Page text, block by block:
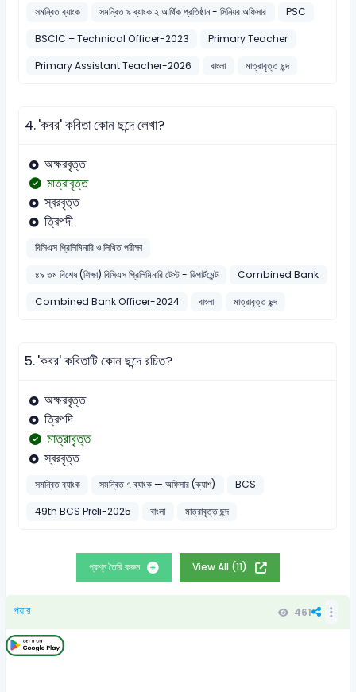
সমন্বিত ব্যাংক সমন্বিত ৯ ব্যাংক ২ আর্থিক প্রতিষ্ঠান - সিনিয়র অফিসার
PSC
BSCIC – Technical Officer-2023
Primary Teacher
Primary Assistant Teacher-2026
বাংলা মাত্রাবৃত্ত ছন্দ
4.'কবর' কবিতা কোন ছন্দে লেখা?
অক্ষরবৃত্ত
মাত্রাবৃত্ত
স্বরবৃত্ত
ত্রিপদী
বিসিএস প্রিলিমিনারি ও লিখিত পরীক্ষা
৪৯ তম বিশেষ (শিক্ষা) বিসিএস প্রিলিমিনারি টেস্ট - ডিপার্টমেন্ট
Combined Bank
Combined Bank Officer-2024
বাংলা মাত্রাবৃত্ত ছন্দ
5.'কবর' কবিতাটি কোন ছন্দে রচিত?
অক্ষরবৃত্ত
ত্রিপদি
মাত্রাবৃত্ত
স্বরবৃত্ত
সমন্বিত ব্যাংক সমন্বিত ৭ ব্যাংক — অফিসার (ক্যাশ)
BCS
49th BCS Preli-2025
বাংলা মাত্রাবৃত্ত ছন্দ
প্রশ্ন তৈরি করুন View All (11)
পয়ার 461